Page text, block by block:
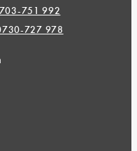
751 992
727 978